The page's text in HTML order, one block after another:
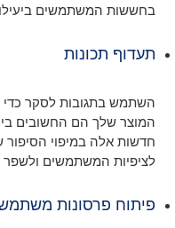
בחששות המשתמשים
תעדוף תכונות
השתמש בתגובות לסקר כדי
המוצר שלך הם החשובים
חדשות אלה במיפוי
לציפיות המשתמשים
פיתוח פרסונות